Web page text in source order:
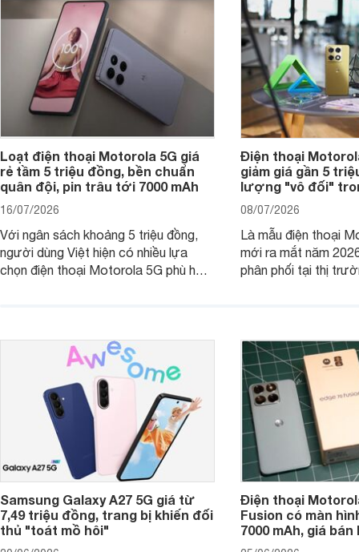
Loạt điện thoại Motorola 5G giá
rẻ tầm 5 triệu đồng, bền chuẩn
quân đội, pin trâu tới 7000 mAh
16/07/2026
Với ngân sách khoảng 5 triệu đồng,
người dùng Việt hiện có nhiều lựa
chọn điện thoại Motorola 5G phù hợp
Điện thoại
giảm giá gần 5
lượng "vô đối"
08/07/2026
Là mẫu điện thoại
mới ra mắt năm
phân phối tại thị
trình giảm giá hấp
thêm một lựa chọn
người dùng Việt.
Samsung Galaxy A27 5G giá từ
7,49 triệu đồng, trang bị khiến đối
thủ "toát mồ hôi"
Điện thoại
Fusion có màn
7000 mAh, giá